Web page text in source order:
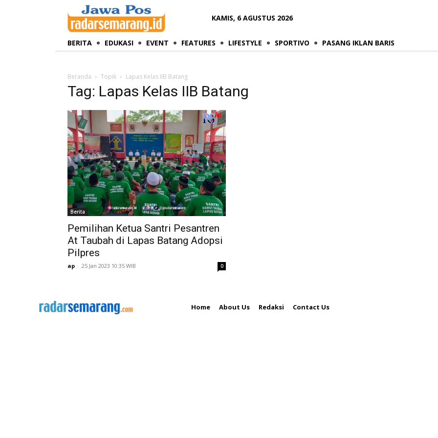
KAMIS, 6 AGUSTUS 2026
BERITA EDUKASI EVENT FEATURES LIFESTYLE SPORTIVO PASANG IKLAN BARIS
Beranda Topik Lapas Kelas IIB Batang
Tag: Lapas Kelas IIB Batang
Berita
Pemilihan Ketua Santri Pesantren
At Taubah di Lapas Batang Adopsi
Pilpres
ap - 25 Jan 2023 10:35 WIB 0
Home About Us Redaksi Contact Us